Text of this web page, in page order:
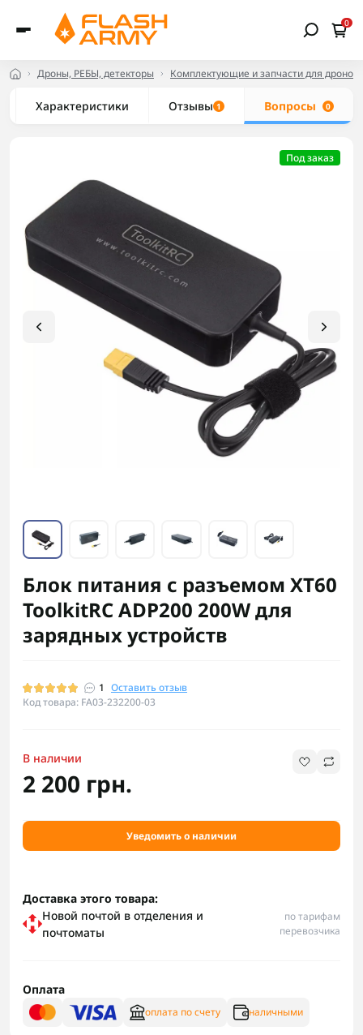
0
Дроны, РЕБЫ, детекторы Комплектующие и запчасти для дронов
Характеристики Отзывы 1 Вопросы 0
Под заказ
Блок питания с разъемом XT60
ToolkitRC ADP200 200W для
зарядных устройств
1 Оставить отзыв
Код товара: FA03-232200-03
В наличии
2 200 грн.
Уведомить о наличии
Доставка этого товара:
Новой почтой в отделения и
почтоматы
по тарифам
перевозчика
Оплата
оплата по счету наличными